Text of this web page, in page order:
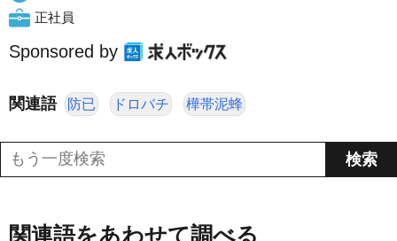
正社員
Sponsored by
関連語 防已 ドロバチ 樺帯泥蜂
関連語をあわせて調べる